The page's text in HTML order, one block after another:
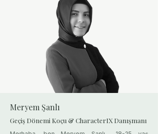
Meryem Şanlı
Geçiş Dönemi Koçu & CharacterIX Danışmanı